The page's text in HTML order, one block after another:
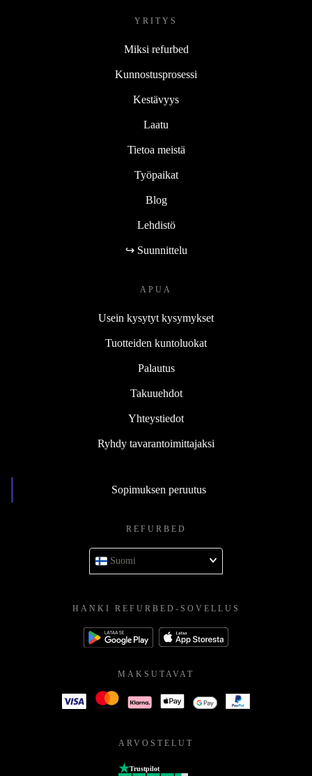
YRITYS
Miksi refurbed
Kunnostusprosessi
Kestävyys
Laatu
Tietoa meistä
Työpaikat
Blog
Lehdistö
↪ Suunnittelu
APUA
Usein kysytyt kysymykset
Tuotteiden kuntoluokat
Palautus
Takuuehdot
Yhteystiedot
Ryhdy tavarantoimittajaksi
Sopimuksen peruutus
REFURBED
Suomi
HANKI REFURBED-SOVELLUS
MAKSUTAVAT
ARVOSTELUT
Trustpilot